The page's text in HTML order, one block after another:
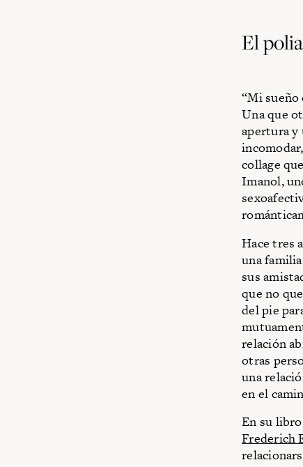
El
“Mi sueño
Una que
apertura y
collage
Imanol,
Hace tres
una
sus
que no
del pie
relación
otras
una
en el
En su
Frederich